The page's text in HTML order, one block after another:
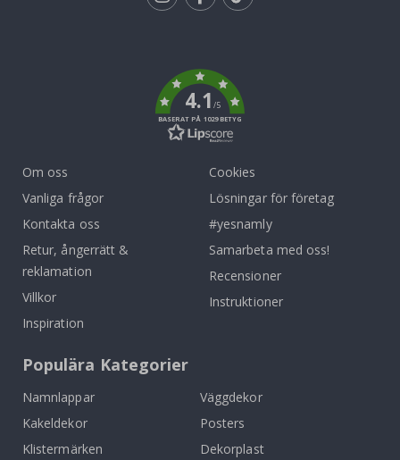
4.1/5
BASERAT PÅ 1029 BETYG
Om oss
Vanliga frågor
Kontakta oss
Retur, ångerrätt &
reklamation
Villkor
Inspiration
Cookies
Lösningar för företag
#yesnamly
Samarbeta med oss!
Recensioner
Instruktioner
Populära Kategorier
Namnlappar
Väggdekor
Kakeldekor
Posters
Klistermärken
Dekorplast